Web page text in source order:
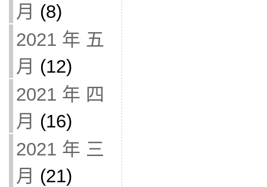
月 (8)
2021 年 五
月 (12)
2021 年 四
月 (16)
2021 年 三
月 (21)